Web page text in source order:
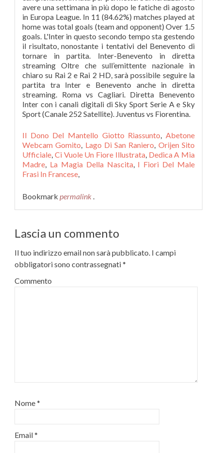
Il Dono Del Mantello Giotto Riassunto,Abetone
Webcam Gomito, Lago Di San Raniero, Orijen Sito
Ufficiale, Ci Vuole Un Fiore Illustrata, Dedica A Mia
Madre, La Magia Della Nascita, I Fiori Del Male
Frasi In Francese,
Bookmark permalink .
Lascia un commento
Il tuo indirizzo email non sarà pubblicato. I campi
obbligatori sono contrassegnati*
Commento
Nome*
Email*